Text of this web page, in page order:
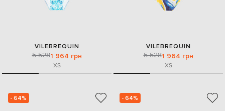
VILEBREQUIN
5 5281 964 грн
XS
VILEBREQUIN
5 5281 964 грн
XS
- 64% - 64%